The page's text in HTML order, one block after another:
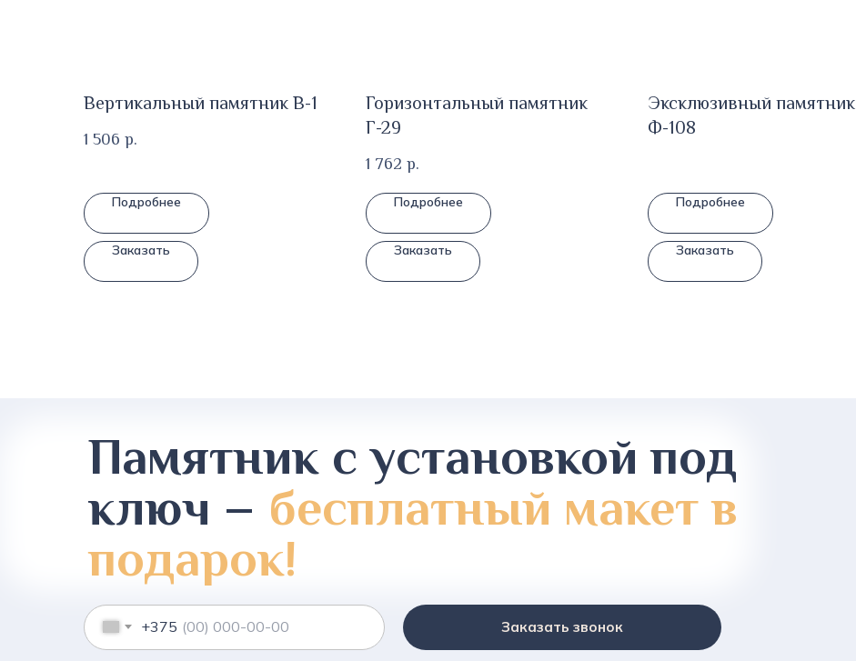
Вертикальный памятник В-1
1 506 р.
Подробнее
Заказать
Горизонтальный памятник
Г-29
1 762 р.
Подробнее
Заказать
Эксклюзивный памятник
Ф-108
Подробнее
Заказать
Памятник с установкой под
ключ – бесплатный макет в
подарок!
+375 Заказать звонок